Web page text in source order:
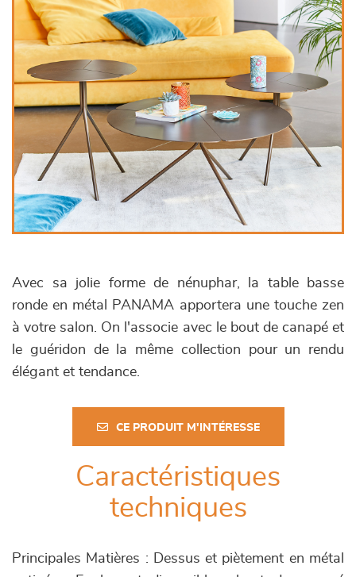
Avec sa jolie forme de nénuphar, la table basse
ronde en métal PANAMA apportera une touche zen
à votre salon. On l'associe avec le bout de canapé et
le guéridon de la même collection pour un rendu
élégant et tendance.
CE PRODUIT M'INTÉRESSE
Caractéristiques
techniques
Principales Matières : Dessus et piètement en métal